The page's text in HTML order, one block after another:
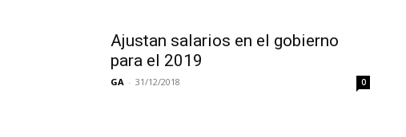
Ajustan salarios en el gobierno
para el 2019
GA - 31/12/2018 0